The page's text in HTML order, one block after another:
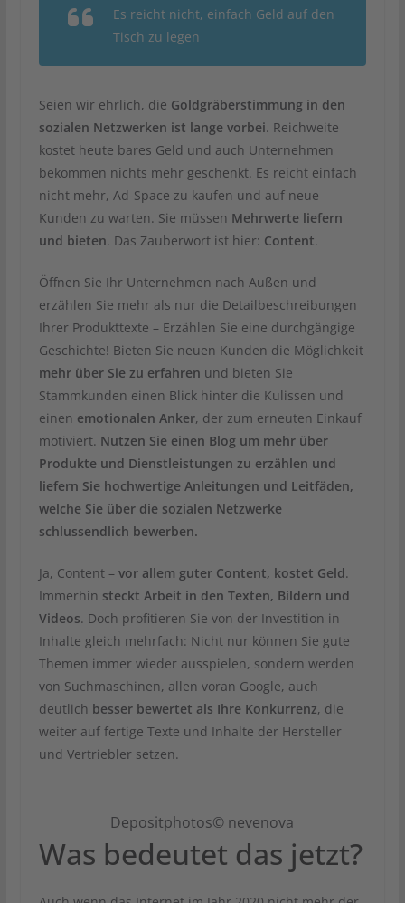
Es reicht nicht, einfach Geld auf den
Tisch zu legen
Seien wir ehrlich, die Goldgräberstimmung in den
sozialen Netzwerken ist lange vorbei. Reichweite
kostet heute bares Geld und auch Unternehmen
bekommen nichts mehr geschenkt. Es reicht einfach
nicht mehr, Ad-Space zu kaufen und auf neue
Kunden zu warten. Sie müssen Mehrwerte liefern
und bieten. Das Zauberwort ist hier: Content.
Öffnen Sie Ihr Unternehmen nach Außen und
erzählen Sie mehr als nur die Detailbeschreibungen
Ihrer Produkttexte – Erzählen Sie eine durchgängige
Geschichte! Bieten Sie neuen Kunden die Möglichkeit
mehr über Sie zu erfahren und bieten Sie
Stammkunden einen Blick hinter die Kulissen und
einen emotionalen Anker, der zum erneuten Einkauf
motiviert. Nutzen Sie einen Blog um mehr über
Produkte und Dienstleistungen zu erzählen und
liefern Sie hochwertige Anleitungen und Leitfäden,
welche Sie über die sozialen Netzwerke
schlussendlich bewerben.
Ja, Content – vor allem guter Content, kostet Geld.
Immerhin steckt Arbeit in den Texten, Bildern und
Videos. Doch profitieren Sie von der Investition in
Inhalte gleich mehrfach: Nicht nur können Sie gute
Themen immer wieder ausspielen, sondern werden
von Suchmaschinen, allen voran Google, auch
deutlich besser bewertet als Ihre Konkurrenz, die
weiter auf fertige Texte und Inhalte der Hersteller
und Vertriebler setzen.
Depositphotos© nevenova
Was bedeutet das jetzt?